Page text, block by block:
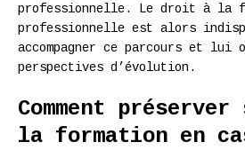
professionnelle. Le droit à la
professionnelle est alors
accompagner ce parcours et
perspectives d’évolution.
Comment
la formation en